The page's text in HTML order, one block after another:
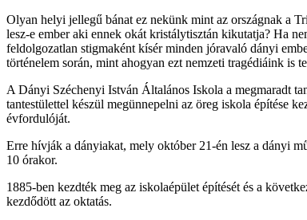
Olyan helyi jellegű bánat ez nekünk mint az országnak a
lesz-e ember aki ennek okát kristálytisztán kikutatja? Ha
feldolgozatlan stigmaként kísér minden jóravaló dányi
történelem során, mint ahogyan ezt nemzeti tragédiáink is
A Dányi Széchenyi István Általános Iskola a megmaradt
tantestülettel készül megünnepelni az öreg iskola építése
évfordulóját.
Erre hívják a dányiakat, mely október 21-én lesz a dányi
10 órakor.
1885-ben kezdték meg az iskolaépület építését és a
kezdődött az oktatás.